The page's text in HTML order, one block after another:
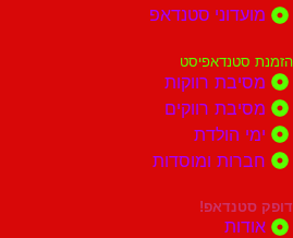
סטנדאפ
רווקות
רווקים
ומוסדות